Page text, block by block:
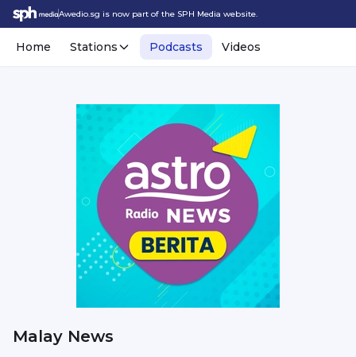
Awedio.sg is now part of the SPH Media website.
Home Stations Podcasts Videos
Malay News